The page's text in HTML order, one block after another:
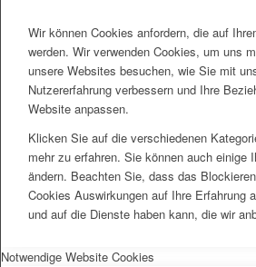
Wir können Cookies anfordern, die auf
werden. Wir verwenden Cookies, um uns
unsere Websites besuchen, wie Sie mit
Nutzererfahrung verbessern und Ihre
Website anpassen.
Klicken Sie auf die verschiedenen
mehr zu erfahren. Sie können auch einige
ändern. Beachten Sie, dass das
Cookies Auswirkungen auf Ihre Erfahrung
und auf die Dienste haben kann, die wir
Notwendige Website Cookies